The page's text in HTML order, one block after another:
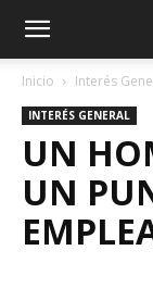
Inicio Interés
INTERÉS GENERAL
UN
UN